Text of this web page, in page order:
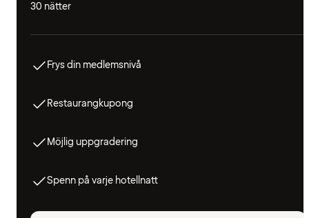
30 nätter
Frys din medlemsnivå
Restaurangkupong
Möjlig uppgradering
Spenn på varje hotellnatt